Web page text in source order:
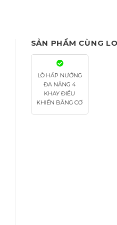
SẢN PHẨM CÙNG
LÒ HẤP NƯỚNG
ĐA NĂNG 4
KHAY ĐIỀU
KHIỂN BẰNG CƠ